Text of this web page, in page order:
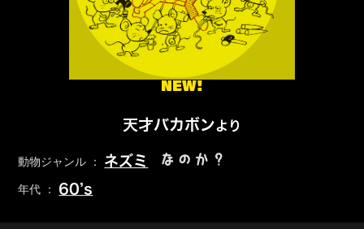
NEW!
天才バカボンより
動物ジャンル ： ネズミ なのか？
年代 ： 60’s